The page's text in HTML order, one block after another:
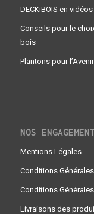
DECKiBOIS en vidéos
Conseils pour le
bois
Plantons pour l’Avenir
NOS
Mentions Légales
Conditions
Conditions
Livraisons des